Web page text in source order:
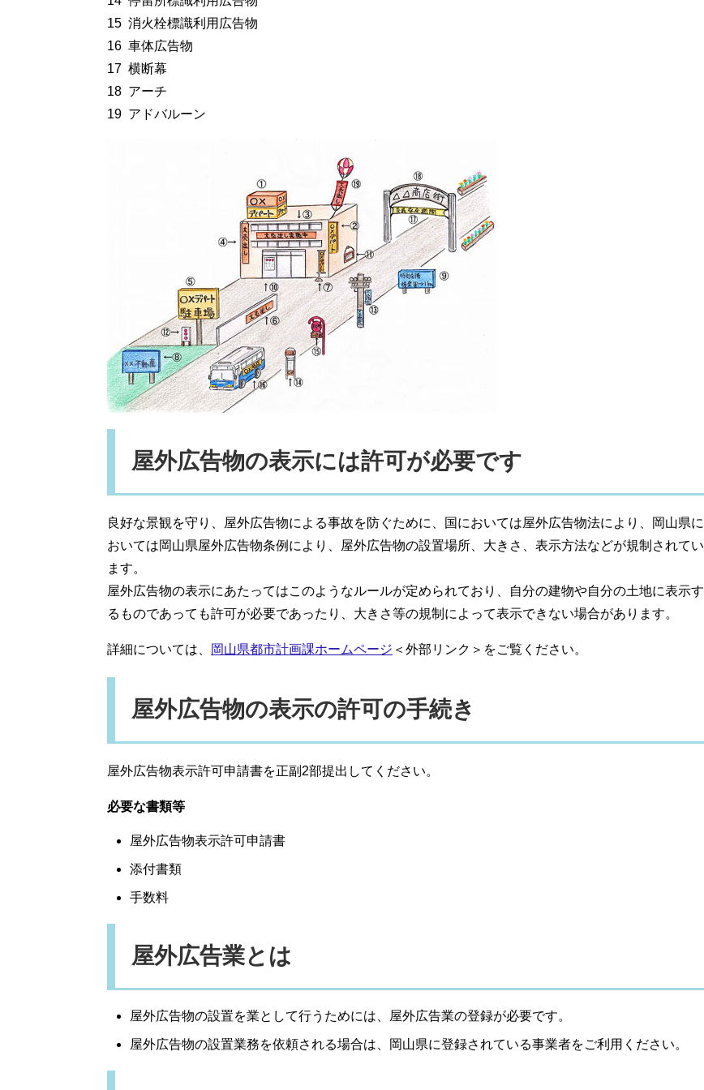
15 消火栓標識利用広告物
16 車体広告物
17 横断幕
18 アーチ
19 アドバルーン
屋外広告物の表示には許可が必要です
良好な景観を守り、屋外広告物による事故を防ぐために、国においては屋外広告物法により、岡山県に
おいては岡山県屋外広告物条例により、屋外広告物の設置場所、大きさ、表示方法などが規制されてい
ます。
屋外広告物の表示にあたってはこのようなルールが定められており、自分の建物や自分の土地に表示す
るものであっても許可が必要であったり、大きさ等の規制によって表示できない場合があります。
詳細については、 岡山県都市計画課ホームページ ＜外部リンク＞ をご覧ください。
屋外広告物の表示の許可の手続き
屋外広告物表示許可申請書を正副2部提出してください。
必要な書類等
屋外広告物表示許可申請書
添付書類
手数料
屋外広告業とは
屋外広告物の設置を業として行うためには、屋外広告業の登録が必要です。
屋外広告物の設置業務を依頼される場合は、岡山県に登録されている事業者をご利用ください。